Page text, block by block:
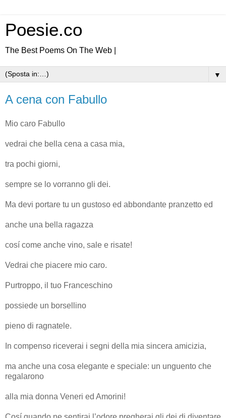
Poesie.co
The Best Poems On The Web |
▼
A cena con Fabullo
Mio caro Fabullo
vedrai che bella cena a casa mia,
tra pochi giorni,
sempre se lo vorranno gli dei.
Ma devi portare tu un gustoso ed abbondante pranzetto ed
anche una bella ragazza
cosí come anche vino, sale e risate!
Vedrai che piacere mio caro.
Purtroppo, il tuo Franceschino
possiede un borsellino
pieno di ragnatele.
In compenso riceverai i segni della mia sincera amicizia,
ma anche una cosa elegante e speciale: un unguento che
regalarono
alla mia donna Veneri ed Amorini!